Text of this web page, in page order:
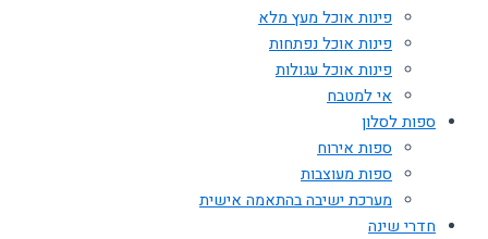
פינות אוכל מעץ מלא
פינות אוכל נפתחות
פינות אוכל עגולות
אי למטבח
ספות לסלון
ספות אירוח
ספות מעוצבות
מערכת ישיבה בהתאמה אישית
חדרי שינה